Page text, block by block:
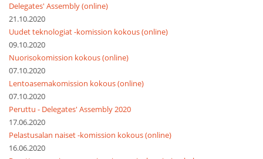
Delegates' Assembly (online)
21.10.2020
Uudet teknologiat -komission kokous (online)
09.10.2020
Nuorisokomission kokous (online)
07.10.2020
Lentoasemakomission kokous (online)
07.10.2020
Peruttu - Delegates' Assembly 2020
17.06.2020
Pelastusalan naiset -komission kokous (online)
16.06.2020